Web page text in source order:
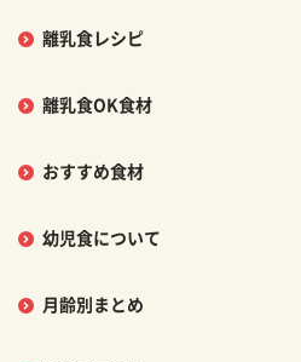
離乳食レシピ
離乳食OK食材
おすすめ食材
幼児食について
月齢別まとめ